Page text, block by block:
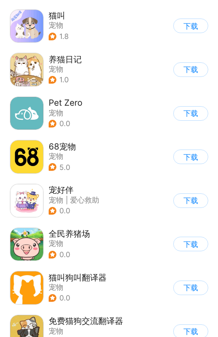
猫叫
宠物
1.8
下载
养猫日记
宠物
1.0
下载
Pet Zero
宠物
0.0
下载
68宠物
宠物
5.0
下载
宠好伴
宠物
爱心救助
0.0
下载
全民养猪场
宠物
0.0
下载
猫叫狗叫翻译器
宠物
0.0
下载
免费猫狗交流翻译器
宠物
下载